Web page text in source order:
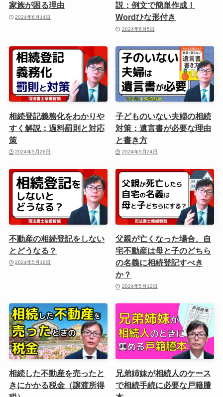
家族が困る理由
2024年6月14日
説：例文で簡単作成！
Wordひな形付き
2024年6月5日
相続登記義務化をわかりや
すく解説：過料罰則と対応
策
2024年5月26日
子どものいない夫婦の相続
対策：遺言書が必要な理由
と書き方
2024年5月24日
不動産の相続登記をしない
とどうなる？
2024年5月19日
父親が亡くなった場合、自
宅不動産は母と子のどちら
の名義に相続登記すべき
か？
2024年5月12日
相続した不動産を売ったと
きにかかる税金（譲渡所得
兄弟姉妹が相続人のケース
で相続手続に必要な戸籍謄